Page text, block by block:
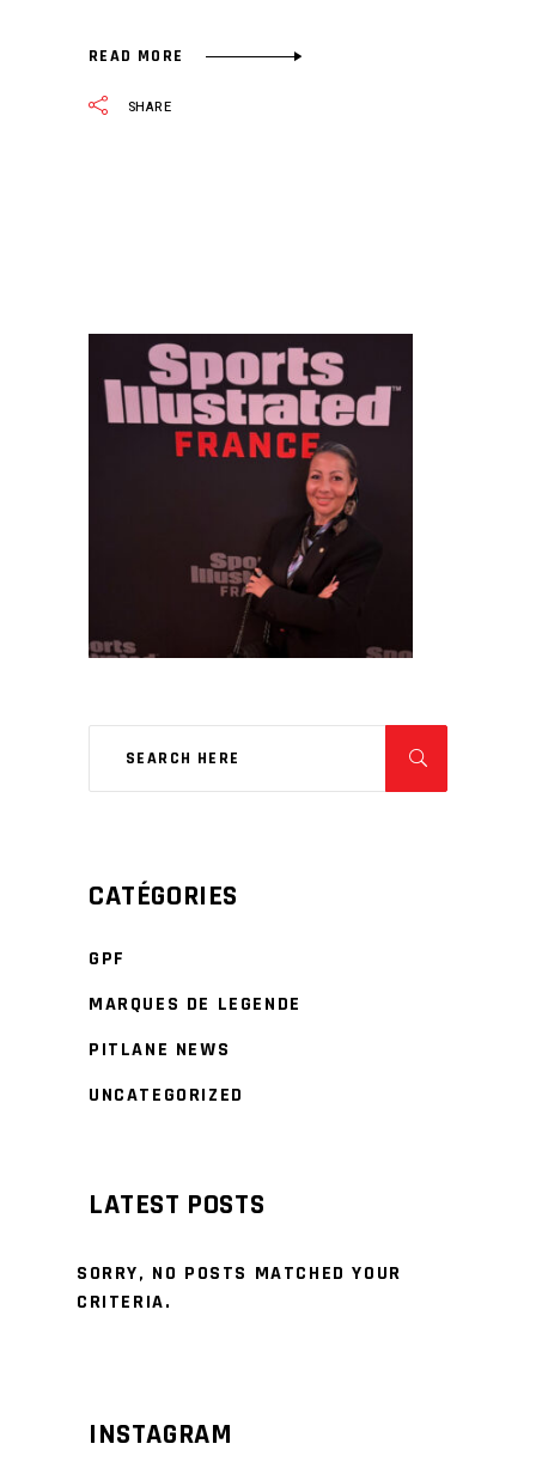
READ MORE
SHARE
CATÉGORIES
GPF
MARQUES DE LEGENDE
PITLANE NEWS
UNCATEGORIZED
LATEST POSTS
SORRY, NO POSTS MATCHED YOUR
CRITERIA.
INSTAGRAM